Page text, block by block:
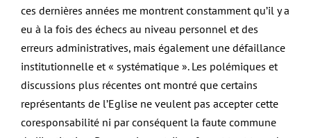
ces dernières années me montrent constamment qu’il y a
eu à la fois des échecs au niveau personnel et des
erreurs administratives, mais également une défaillance
institutionnelle et « systématique ». Les polémiques et
discussions plus récentes ont montré que certains
représentants de l’Eglise ne veulent pas accepter cette
coresponsabilité ni par conséquent la faute commune